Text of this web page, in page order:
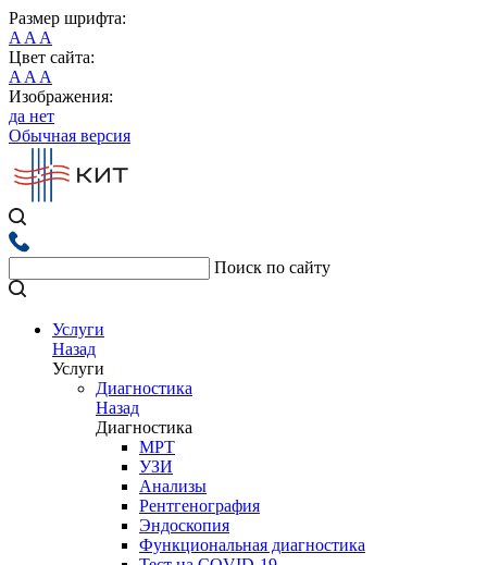
Размер шрифта:
A A A
Цвет сайта:
A A A
Изображения:
да нет
Обычная версия
Поиск по сайту
Услуги
Назад
Услуги
Диагностика
Назад
Диагностика
МРТ
УЗИ
Анализы
Рентгенография
Эндоскопия
Функциональная диагностика